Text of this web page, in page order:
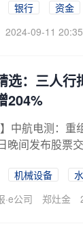
银行
资金
2024-09-11 20:35
选：三人行
204%
】中航电测：
晚间发布股票
机械设备
·e公司
郑灶金